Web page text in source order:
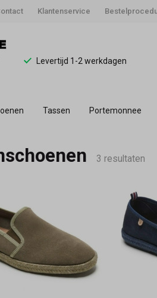
Klantenservice
Levertijd 1-2 werkdagen
Tassen Portemonnee
3 resultaten